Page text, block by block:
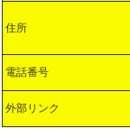
住所
電話番号
外部リンク